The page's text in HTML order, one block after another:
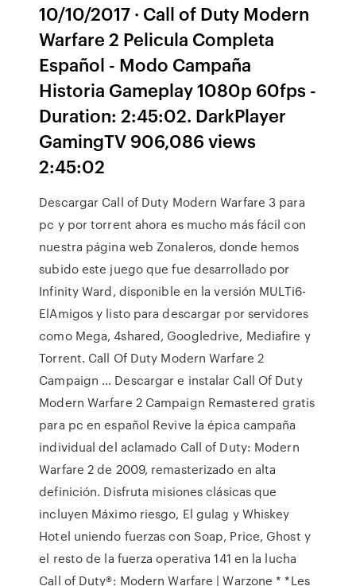
10/10/2017 · Call of Duty Modern
Warfare 2 Pelicula Completa
Español - Modo Campaña
Historia Gameplay 1080p 60fps -
Duration: 2:45:02. DarkPlayer
GamingTV 906,086 views
2:45:02
Descargar Call of Duty Modern Warfare 3 para
pc y por torrent ahora es mucho más fácil con
nuestra página web Zonaleros, donde hemos
subido este juego que fue desarrollado por
Infinity Ward, disponible en la versión MULTi6-
ElAmigos y listo para descargar por servidores
como Mega, 4shared, Googledrive, Mediafire y
Torrent. Call Of Duty Modern Warfare 2
Campaign … Descargar e instalar Call Of Duty
Modern Warfare 2 Campaign Remastered gratis
para pc en español Revive la épica campaña
individual del aclamado Call of Duty: Modern
Warfare 2 de 2009, remasterizado en alta
definición. Disfruta misiones clásicas que
incluyen Máximo riesgo, El gulag y Whiskey
Hotel uniendo fuerzas con Soap, Price, Ghost y
el resto de la fuerza operativa 141 en la lucha
Call of Duty®: Modern Warfare | Warzone * *Les